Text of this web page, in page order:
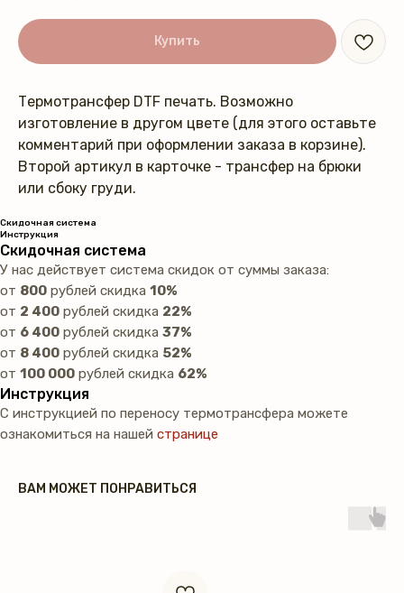
Купить
Термотрансфер DTF печать. Возможно
изготовление в другом цвете (для этого оставьте
комментарий при оформлении заказа в корзине).
Второй артикул в карточке - трансфер на брюки
или сбоку груди.
Скидочная система
Инструкция
Скидочная система
У нас действует система скидок от суммы заказа:
от 800 рублей скидка 10%
от 2 400 рублей скидка 22%
от 6 400 рублей скидка 37%
от 8 400 рублей скидка 52%
от 100 000 рублей скидка 62%
Инструкция
С инструкцией по переносу термотрансфера можете
ознакомиться на нашей странице
ВАМ МОЖЕТ ПОНРАВИТЬСЯ